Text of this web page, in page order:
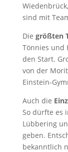
sind mit
Die größten
Tönnies und
den Start.
von der
Einstein-
Auch die
So dürfte es
Lübbering
geben.
bekanntlich